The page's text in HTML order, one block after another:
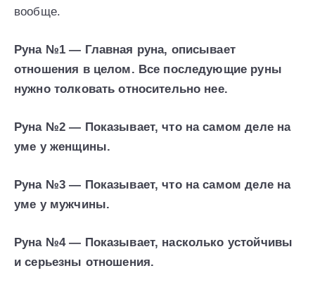
вообще.
Руна №1 — Главная руна, описывает
отношения в целом. Все последующие руны
нужно толковать относительно нее.
Руна №2 — Показывает, что на самом деле на
уме у женщины.
Руна №3 — Показывает, что на самом деле на
уме у мужчины.
Руна №4 — Показывает, насколько устойчивы
и серьезны отношения.